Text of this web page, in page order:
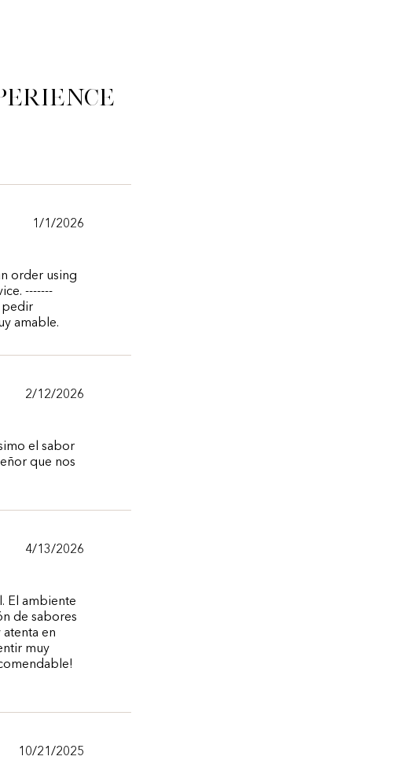
1/1/2026
order using
-------
pedir
amable.
2/12/2026
el sabor
que nos
4/13/2026
El ambiente
de sabores
en
muy
10/21/2025